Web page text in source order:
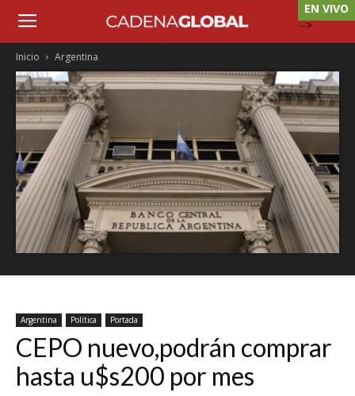
EN VIVO
-->
Inicio Argentina
Argentina Política Portada
CEPO nuevo,podrán comprar
hasta u$s200 por mes